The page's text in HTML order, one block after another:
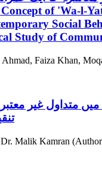
of 'Wa-l-
Social
Study of
Faiza Khan,
متداول غیر معتبر
Malik Kamran